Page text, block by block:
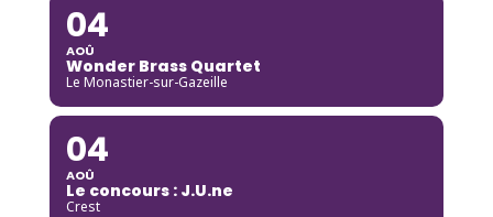
04
AOÛ
Wonder Brass Quartet
Le Monastier-sur-Gazeille
04
AOÛ
Le concours : J.U.ne
Crest